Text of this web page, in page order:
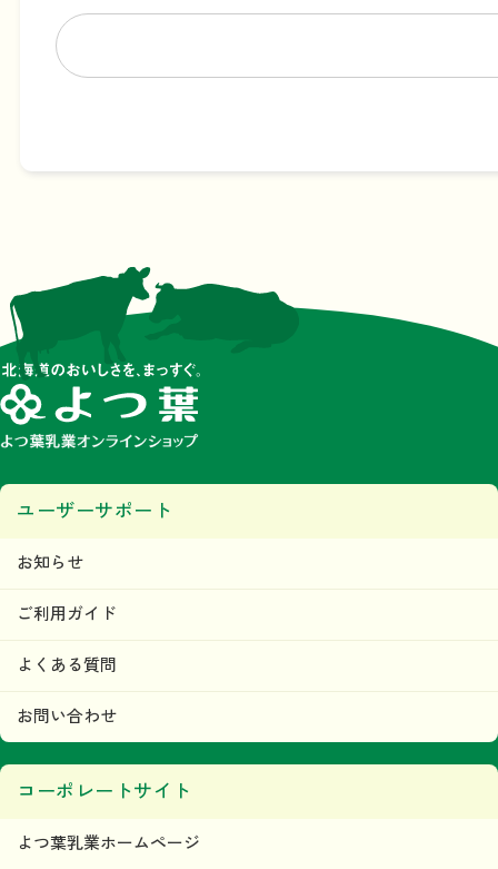
ユーザーサポート
お知らせ
ご利用ガイド
よくある質問
お問い合わせ
コーポレートサイト
よつ葉乳業ホームページ